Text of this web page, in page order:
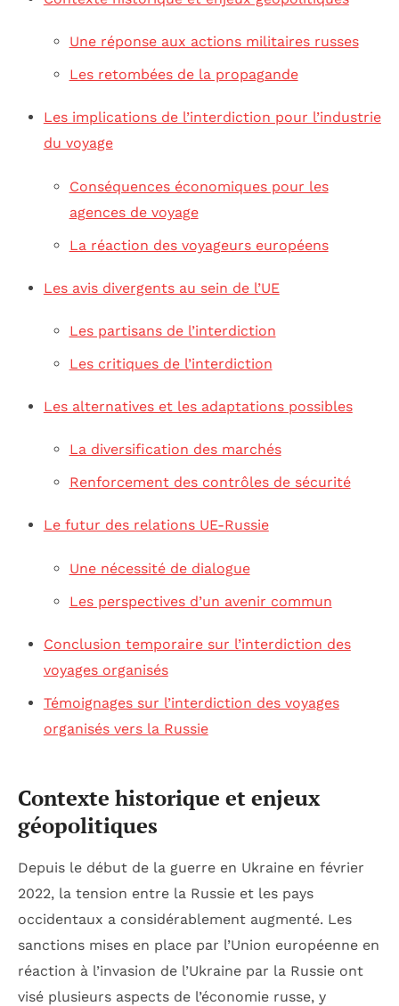
Une réponse aux actions militaires russes
Les retombées de la propagande
Les implications de l’interdiction pour l’industrie
du voyage
Conséquences économiques pour les
agences de voyage
La réaction des voyageurs européens
Les avis divergents au sein de l’UE
Les partisans de l’interdiction
Les critiques de l’interdiction
Les alternatives et les adaptations possibles
La diversification des marchés
Renforcement des contrôles de sécurité
Le futur des relations UE-Russie
Une nécessité de dialogue
Les perspectives d’un avenir commun
Conclusion temporaire sur l’interdiction des
voyages organisés
Témoignages sur l’interdiction des voyages
organisés vers la Russie
Contexte historique et enjeux
géopolitiques
Depuis le début de la guerre en Ukraine en février
2022, la tension entre la Russie et les pays
occidentaux a considérablement augmenté. Les
sanctions mises en place par l’Union européenne en
réaction à l’invasion de l’Ukraine par la Russie ont
visé plusieurs aspects de l’économie russe, y